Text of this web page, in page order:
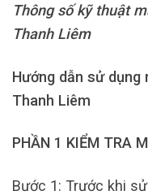
Thông số kỹ thuật
Thanh Liêm
Hướng dẫn sử dụng
Thanh Liêm
PHẦN 1 KIỂM TRA
Bước 1: Trước khi